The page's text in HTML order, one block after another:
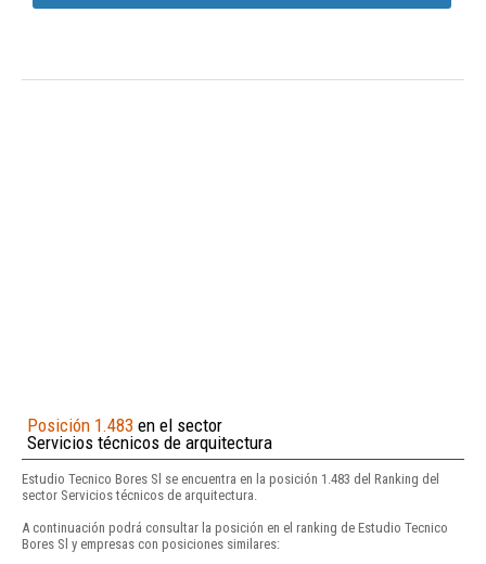
Posición 1.483 en el sector
Servicios técnicos de arquitectura
Estudio Tecnico Bores Sl se encuentra en la posición 1.483 del Ranking del
sector Servicios técnicos de arquitectura.
A continuación podrá consultar la posición en el ranking de Estudio Tecnico
Bores Sl y empresas con posiciones similares: